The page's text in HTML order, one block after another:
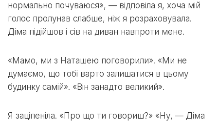
нормально почуваюся», — відповіла я, хоча мій
голос пролунав слабше, ніж я розраховувала.
Діма підійшов і сів на диван навпроти мене.
«Мамо, ми з Наташею поговорили». «Ми не
думаємо, що тобі варто залишатися в цьому
будинку самій». «Він занадто великий».
Я заціпеніла. «Про що ти говориш?» «Ну, — Діма